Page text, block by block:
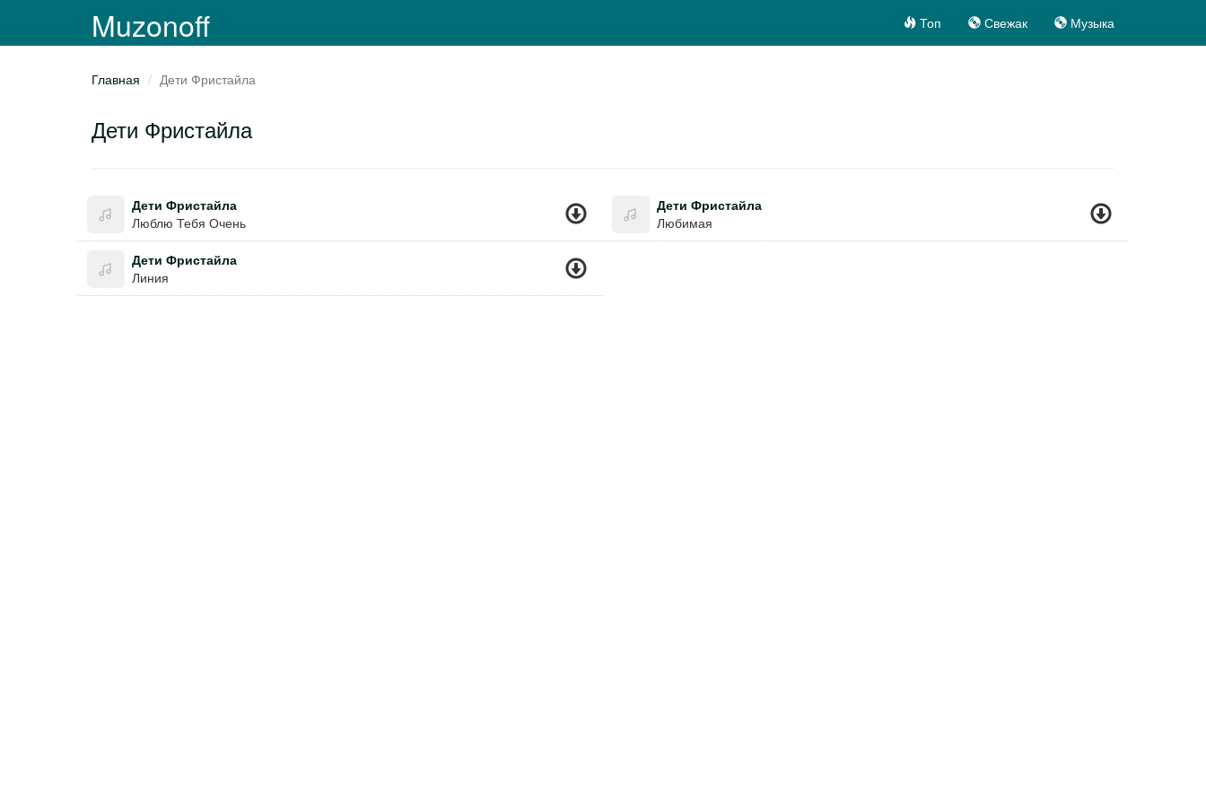
Muzonoff Топ Свежак Музыка
Главная Дети Фристайла
Дети Фристайла
Дети Фристайла
Люблю Тебя Очень
Дети Фристайла
Любимая
Дети Фристайла
Линия